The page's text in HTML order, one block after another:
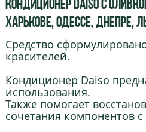
Кондиционер Daiso с
Харькове, Одессе, Днепре,
Средство
красителей.
Кондиционер Daiso
использования.
Также помогает
сочетания компонентов